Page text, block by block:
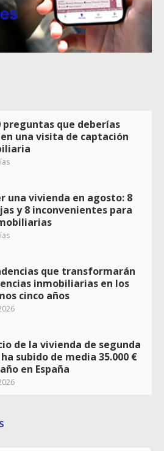
preguntas que deberías
una visita de captación
una vivienda en agosto: 8
y 8 inconvenientes para
que transformarán
inmobiliarias en los
cinco años
de la vivienda de segunda
subido de media 35.000 €
en España